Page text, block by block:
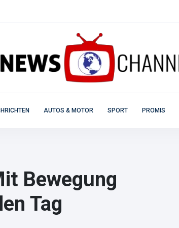
AUTOS & MOTOR SPORT PROMIS
Bewegung
Tag